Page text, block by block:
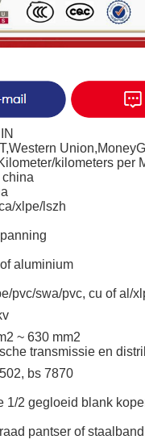
kilometers per
china
xlpe/lszh
aluminium
pvc/swa/pvc, cu of al/
~ 630 mm2
transmissie en
bs 7870
1/2 gegloeid blank
pantser of